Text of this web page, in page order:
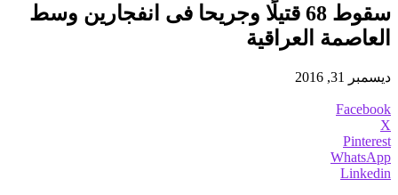
سقوط 68 قتيلًا وجريحا فى انفجارين وسط
العاصمة العراقية
ديسمبر 31, 2016
Facebook
X
Pinterest
WhatsApp
Linkedin